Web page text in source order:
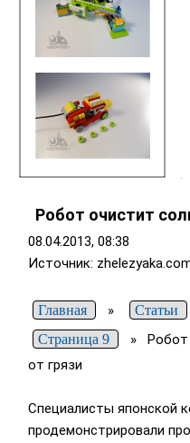
Робот очистит
08.04.2013, 08:38
Источник:
Главная » Статьи
Страница 9 » Робот
от грязи
Специалисты японской
продемонстрировали